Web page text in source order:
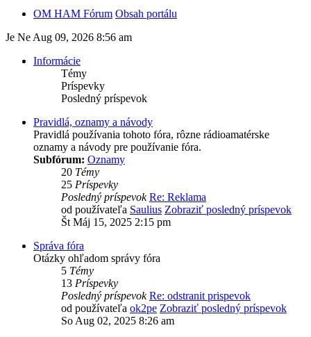
OM HAM Fórum Obsah portálu
Je Ne Aug 09, 2026 8:56 am
Informácie
Témy
Príspevky
Posledný príspevok
Pravidlá, oznamy a návody
Pravidlá používania tohoto fóra, rôzne rádioamatérske
oznamy a návody pre používanie fóra.
Subfórum: Oznamy
20 Témy
25 Príspevky
Posledný príspevok Re: Reklama
od používateľa Saulius Zobraziť posledný príspevok
Št Máj 15, 2025 2:15 pm
Správa fóra
Otázky ohľadom správy fóra
5 Témy
13 Príspevky
Posledný príspevok Re: odstranit prispevok
od používateľa ok2pe Zobraziť posledný príspevok
So Aug 02, 2025 8:26 am